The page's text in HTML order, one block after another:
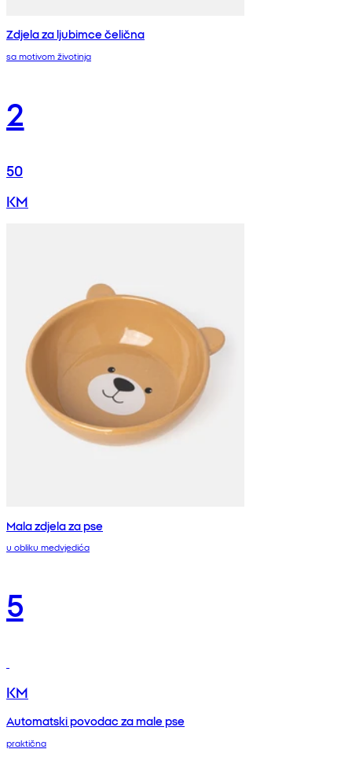
Zdjela za ljubimce čelična
sa motivom životinja
2
50
KM
Mala zdjela za pse
u obliku medvjedića
5
KM
Automatski povodac za male pse
praktična